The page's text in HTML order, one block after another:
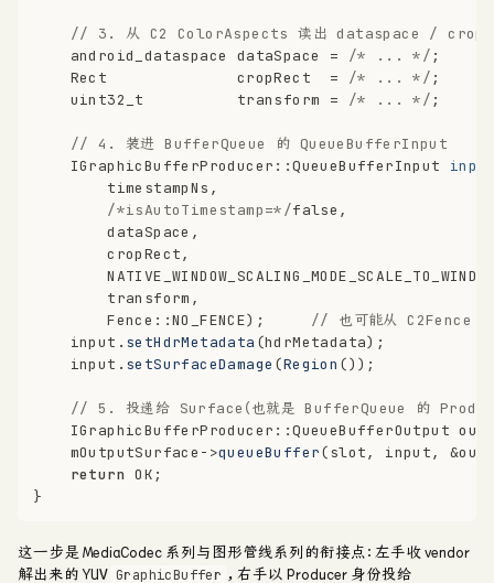
// 3. 从 C2 ColorAspects 读出 dataspace /
    android_dataspace dataSpace =
/* ... */ ;
    Rect              cropRect  =
/* ... */ ;
uint32_t
          transform =
/* ... */ ;
// 4. 装进 BufferQueue 的 QueueBufferInput
IGraphicBufferProducer::QueueBufferInput
        timestampNs,
/*isAutoTimestamp=*/false ,
        dataSpace,
        cropRect,
        transform,
        Fence::NO_FENCE)
; // 也可能从 C2Fence
    input.
setHdrMetadata (hdrMetadata);
    input.
setSurfaceDamage (Region ());
// 5. 投递给 Surface（也就是 BufferQueue 的
IGraphicBufferProducer::QueueBufferOutput
    mOutputSurface->
queueBuffer(slot, input,
return OK;
}
这一步是 MediaCodec 系列与图形管线系列的衔接点：左手收 vendor
解出来的 YUV GraphicBuffer ，右手以 Producer 身份投给